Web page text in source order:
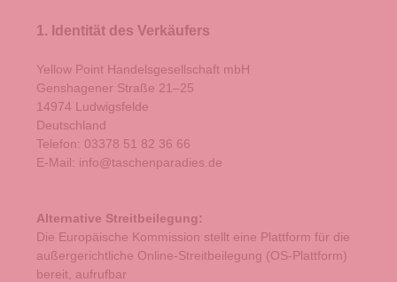
1. Identität des Verkäufers
Yellow Point Handelsgesellschaft mbH
Genshagener Straße 21–25
14974 Ludwigsfelde
Deutschland
Telefon: 03378 51 82 36 66
E-Mail: info@taschenparadies.de
Alternative Streitbeilegung:
Die Europäische Kommission stellt eine Plattform für die
außergerichtliche Online-Streitbeilegung (OS-Plattform)
bereit, aufrufbar